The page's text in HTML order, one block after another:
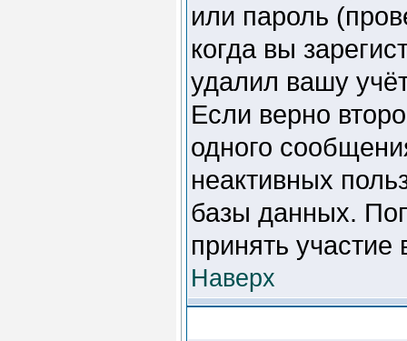
или пароль
когда вы
удалил вашу
Если верно
одного
неактивных
базы данных.
принять участие
Наверх